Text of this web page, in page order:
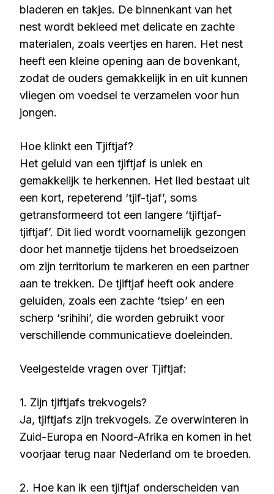
bladeren en takjes. De binnenkant van het
nest wordt bekleed met delicate en zachte
materialen, zoals veertjes en haren. Het nest
heeft een kleine opening aan de bovenkant,
zodat de ouders gemakkelijk in en uit kunnen
vliegen om voedsel te verzamelen voor hun
jongen.
Hoe klinkt een Tjiftjaf?
Het geluid van een tjiftjaf is uniek en
gemakkelijk te herkennen. Het lied bestaat uit
een kort, repeterend ‘tjif-tjaf’, soms
getransformeerd tot een langere ‘tjiftjaf-
tjiftjaf’. Dit lied wordt voornamelijk gezongen
door het mannetje tijdens het broedseizoen
om zijn territorium te markeren en een partner
aan te trekken. De tjiftjaf heeft ook andere
geluiden, zoals een zachte ‘tsiep’ en een
scherp ‘srihihi’, die worden gebruikt voor
verschillende communicatieve doeleinden.
Veelgestelde vragen over Tjiftjaf:
1. Zijn tjiftjafs trekvogels?
Ja, tjiftjafs zijn trekvogels. Ze overwinteren in
Zuid-Europa en Noord-Afrika en komen in het
voorjaar terug naar Nederland om te broeden.
2. Hoe kan ik een tjiftjaf onderscheiden van